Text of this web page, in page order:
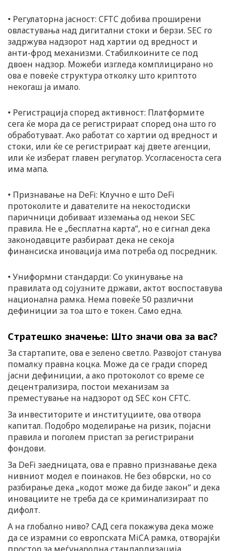
• Регулаторна јасност: CFTC добива проширени
овластувања над дигитални стоки и берзи. SEC го
задржува надзорот над хартии од вредност и
анти-фрод механизми. Стабилкоините се под
двоен надзор. Можеби изгледа комплицирано но
ова е повеќе структура отколку што криптото
некогаш ја имало.
• Регистрација според активност: Платформите
сега ќе мора да се регистрираат според она што го
обработуваат. Ако работат со хартии од вредност и
стоки, или ќе се регистрираат кај двете агенции,
или ќе изберат главен регулатор. Усогласеноста сега
има мапа.
• Признавање на DeFi: Клучно е што DeFi
протоколите и давателите на некостодиски
паричници добиваат изземања од некои SEC
правила. Не е „бесплатна карта“, но е сигнал дека
законодавците разбираат дека не секоја
финансиска иновација има потреба од посредник.
• Униформни стандарди: Со укинување на
правилата од сојузните држави, актот воспоставува
национална рамка. Нема повеќе 50 различни
дефиниции за тоа што е токен. Само една.
Стратешко значење: Што значи ова за вас?
За стартапите, ова е зелено светло. Развојот станува
помалку правна коцка. Може да се гради според
јасни дефиниции, а ако протоколот со време се
децентрализира, постои механизам за
преместување на надзорот од SEC кон CFTC.
За инвеститорите и институциите, ова отвора
капитал. Подобро моделирање на ризик, појасни
правила и поголем пристап за регистрирани
фондови.
За DeFi заедницата, ова е правно признавање дека
нивниот модел е поинаков. Не без обврски, но со
разбирање дека „кодот може да биде закон“ и дека
иновациите не треба да се криминализираат по
дифолт.
А на глобално ниво? САД сега покажува дека може
да се израмни со европската MiCA рамка, отворајќи